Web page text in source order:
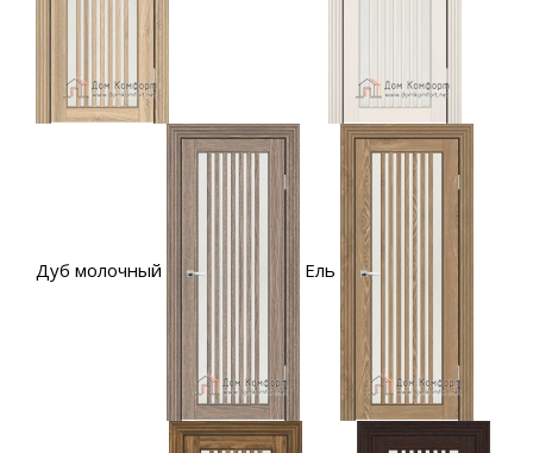
Дуб молочный Ель